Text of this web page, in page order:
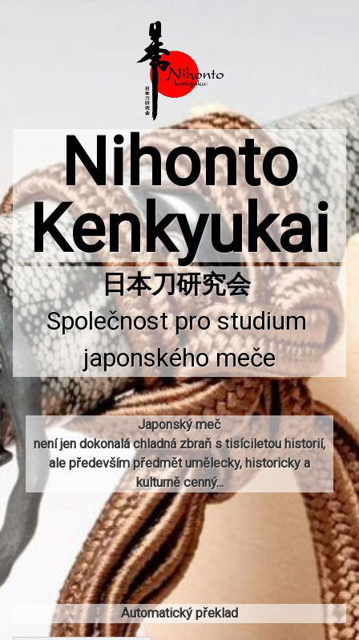
Nihonto
Kenkyukai
Společnost pro studium
japonského meče
Japonský meč
není jen dokonalá chladná zbraň s tisíciletou historií,
ale především předmět umělecky, historicky a
kulturně cenný...
Automatický překlad